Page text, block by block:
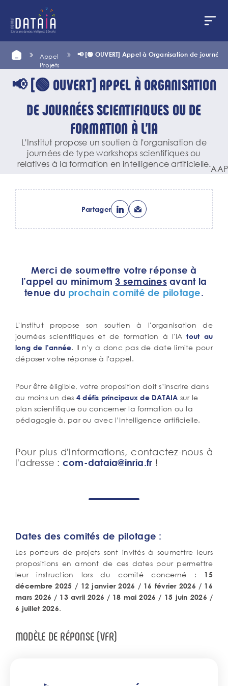
contenu
principal
Appel
Projets
📢 [🟢 OUVERT] Appel à Organisation de
📢 [🟢 OUVERT] APPEL À ORGANISATION
DE JOURNÉES SCIENTIFIQUES OU DE
FORMATION À L’IA
L'Institut propose un soutien à l'organisation de
journées de type workshops scientifiques ou
relatives à la formation en intelligence artificielle.AAP
Partager
Corps
de
texte
Merci de soumettre votre réponse à
l’appel au minimum3 semainesavant la
tenue du prochain comité de pilotage.
L'Institut propose son soutien à l'organisation de
journées scientifiques et de formation à l'IAtout au
long de l’année. Il n'y a donc pas de date limite pour
déposer votre réponse à l'appel.
Pour être éligible, votre proposition doit s’inscrire dans
au moins un des 4 défis principaux de DATAIA sur le
plan scientifique ou concerner la formation ou la
pédagogie à, par ou avec l’Intelligence artificielle.
Pour plus d'informations, contactez-nous à
l'adresse : com-dataia@inria.fr !
Dates des comités de pilotage :
Les porteurs de projets sont invités à soumettre leurs
propositions en amont de ces dates pour permettre
leur instruction lors du comité concerné : 15
décembre 2025 / ⁠⁠12 janvier 2026 / 16 février 2026 / 16
mars 2026 / 13 avril 2026 / 18 mai 2026 / ⁠⁠15 juin 2026 /
6 juillet 2026.
Bouton
associé
MODÈLE DE RÉPONSE (VFR)
Panneau de gestion des cookies